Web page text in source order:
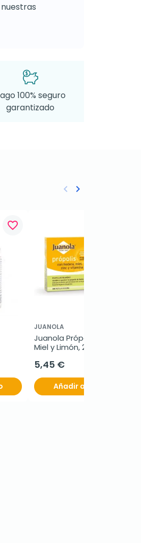
100% seguro
garantizado
favorite_border
JUANOLA
Juanola Própolis Hedera,
Miel y Limón, 24 Pastillas.
5,45 €
Añadir al carrito
Anterior
keyboard_arrow_left Siguiente
keyboard_arrow_right